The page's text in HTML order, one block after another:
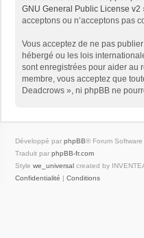
GNU General Public License v2
acceptons ou n’acceptons pas
Vous acceptez de ne pas
hébergé ou les lois
sont enregistrées pour aider au
membre, vous acceptez que
Deadcrows », ni phpBB ne
Développé par phpBB® Forum
Traduit par phpBB-fr.com
Style we_universal created by
Confidentialité | Conditions